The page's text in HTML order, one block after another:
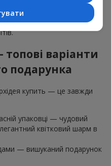
— букет з орхідей
Длявесільних букетів
топові варіанти
подарунка
купить — це завжди
упаковці — чудовий
квітковий шарм в
— вишуканий подарунок